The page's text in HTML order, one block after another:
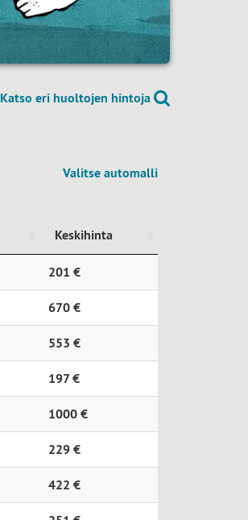
Katso eri huoltojen hintoja
Valitse automalli
Keskihinta
Keskihinta
201 €
670 €
553 €
197 €
1000 €
229 €
422 €